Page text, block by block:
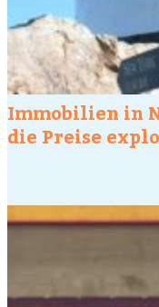
Immobilien in
die Preise